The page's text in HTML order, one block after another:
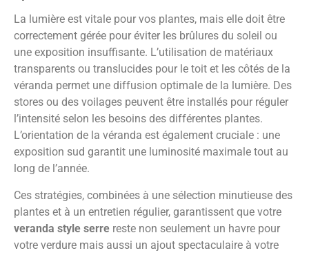
La lumière est vitale pour vos plantes, mais elle doit être
correctement gérée pour éviter les brûlures du soleil ou
une exposition insuffisante. L’utilisation de matériaux
transparents ou translucides pour le toit et les côtés de la
véranda permet une diffusion optimale de la lumière. Des
stores ou des voilages peuvent être installés pour réguler
l’intensité selon les besoins des différentes plantes.
L’orientation de la véranda est également cruciale : une
exposition sud garantit une luminosité maximale tout au
long de l’année.
Ces stratégies, combinées à une sélection minutieuse des
plantes et à un entretien régulier, garantissent que votre
veranda style serre reste non seulement un havre pour
votre verdure mais aussi un ajout spectaculaire à votre